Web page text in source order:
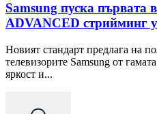
Samsung пуска първата
ADVANCED стрийминг
Новият стандарт предлага на
телевизорите Samsung от
яркост и...